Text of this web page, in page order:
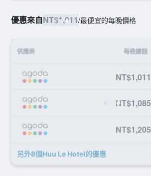
優惠來自NT$1,011/最便宜的每晚價格
供應商 每晚總額
NT$1,011
NT$1,085
NT$1,205
另外8個Huu Le Hotel​的優惠